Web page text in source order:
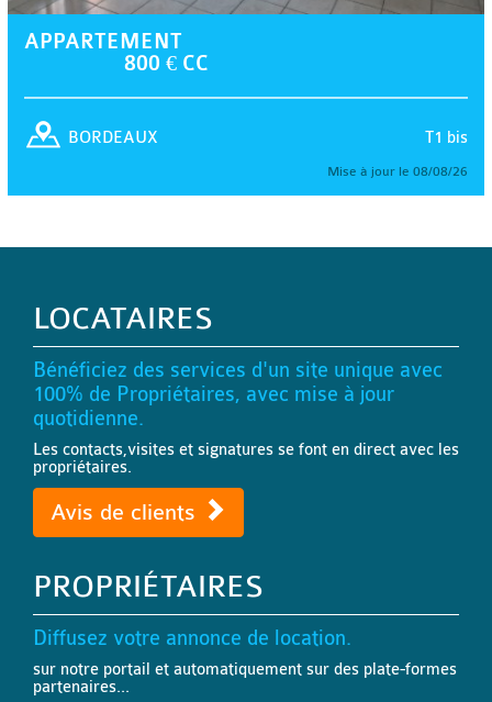
APPARTEMENT
800 € CC
T1 bis
BORDEAUX
Mise à jour le 08/08/26
LOCATAIRES
Bénéficiez des services d'un site unique avec
100% de Propriétaires, avec mise à jour
quotidienne.
Les contacts,visites et signatures se font en direct avec les
propriétaires.
Avis de clients
PROPRIÉTAIRES
Diffusez votre annonce de location.
sur notre portail et automatiquement sur des plate-formes
partenaires...